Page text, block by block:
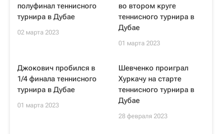
полуфинал теннисного
турнира в Дубае
02 марта 2023
во втором круге
теннисного турнира в
Дубае
01 марта 2023
Джокович пробился в
1/4 финала теннисного
турнира в Дубае
01 марта 2023
Шевченко проиграл
Хуркачу на старте
теннисного турнира в
Дубае
28 февраля 2023